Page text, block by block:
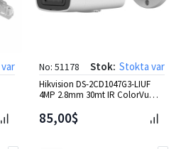
No: 51178 Stok: Stokta var
Hikvision DS-2CD1047G3-LIUF
4MP 2.8mm 30mt IR ColorVu
85,00$